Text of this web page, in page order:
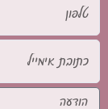
אימייל
הודעה